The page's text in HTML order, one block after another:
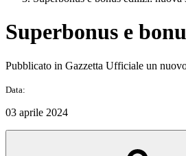
Superbonus e
Pubblicato in Gazzetta Ufficiale un
Data:
03 aprile 2024